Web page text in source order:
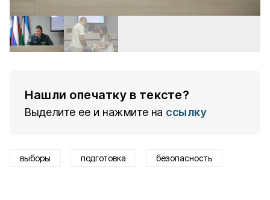
Нашли опечатку в тексте?
Выделите ее и нажмите на ссылку
выборы подготовка безопасность